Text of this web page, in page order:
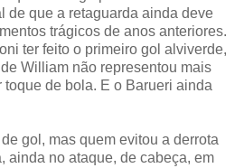
de que a retaguarda ainda deve
trágicos de anos anteriores.
ter feito o primeiro gol alviverde,
William não representou mais
de bola. E o Barueri ainda
gol, mas quem evitou a derrota
ainda no ataque, de cabeça, em